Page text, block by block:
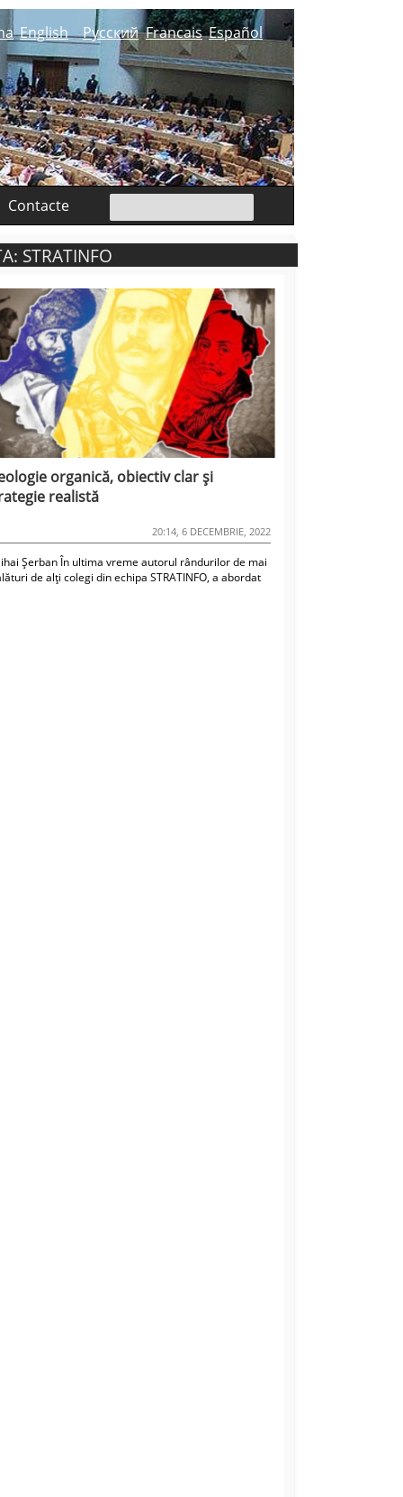
English Русский Francais Español
Contacte
STRATINFO
organică, obiectiv clar și
realistă
20:14, 6 DECEMBRIE, 2022
Șerban În ultima vreme autorul rândurilor de mai
de alți colegi din echipa STRATINFO, a abordat